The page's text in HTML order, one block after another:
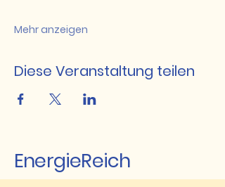
Mehr anzeigen
Diese Veranstaltung teilen
EnergieReich